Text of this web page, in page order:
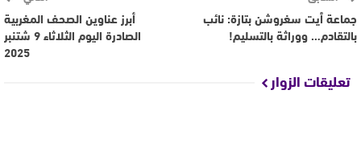
جماعة ٱيت سغروشن بتازة: نائب
بالتقادم… ووراثة بالتسليم!
أبرز عناوين الصحف المغربية
الصادرة اليوم الثلاثاء 9 شتنبر
2025
تعليقات الزوار